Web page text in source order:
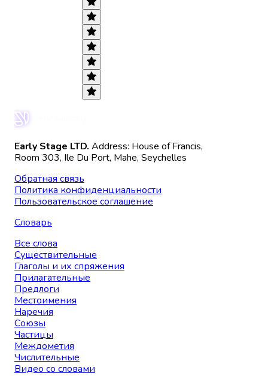
Early Stage LTD. Address: House of Francis,
Room 303, Ile Du Port, Mahe, Seychelles
Обратная связь
Политика конфиденциальности
Пользовательское соглашение
Словарь
Все слова
Существительные
Глаголы и их спряжения
Прилагательные
Предлоги
Местоимения
Наречия
Союзы
Частицы
Междометия
Числительные
Видео со словами